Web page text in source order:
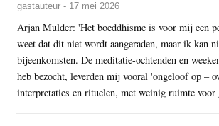
gastauteur - 17 mei 2026
Arjan Mulder: 'Het boeddhisme is voor mij een
weet dat dit niet wordt aangeraden, maar ik kan
bijeenkomsten. De meditatie-ochtenden en
heb bezocht, leverden mij vooral 'ongeloof op –
interpretaties en rituelen, met weinig ruimte voor